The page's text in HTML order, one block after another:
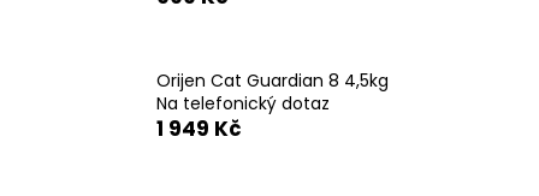
Orijen Cat Guardian 8 4,5kg
Na telefonický dotaz
1 949 Kč